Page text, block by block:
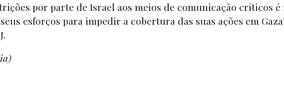
por parte de Israel aos meios de comunicação críticos é
esforços para impedir a cobertura das suas ações em